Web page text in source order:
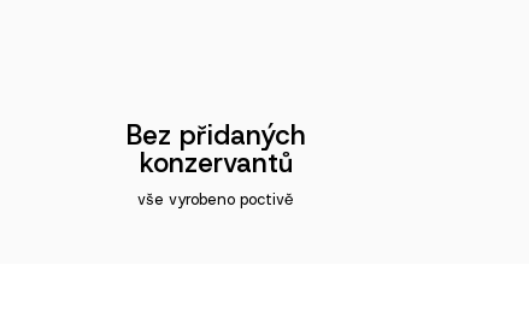
Bez přidaných
konzervantů
vše vyrobeno poctivě